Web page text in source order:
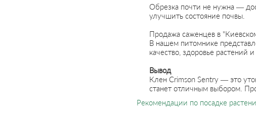
Обрезка почти не нужна —
улучшить состояние почвы.
Продажа саженцев в
В нашем питомнике
качество, здоровье растений
Вывод
Клен Crimson Sentry — это
станет отличным выбором.
Рекомендации по посадке